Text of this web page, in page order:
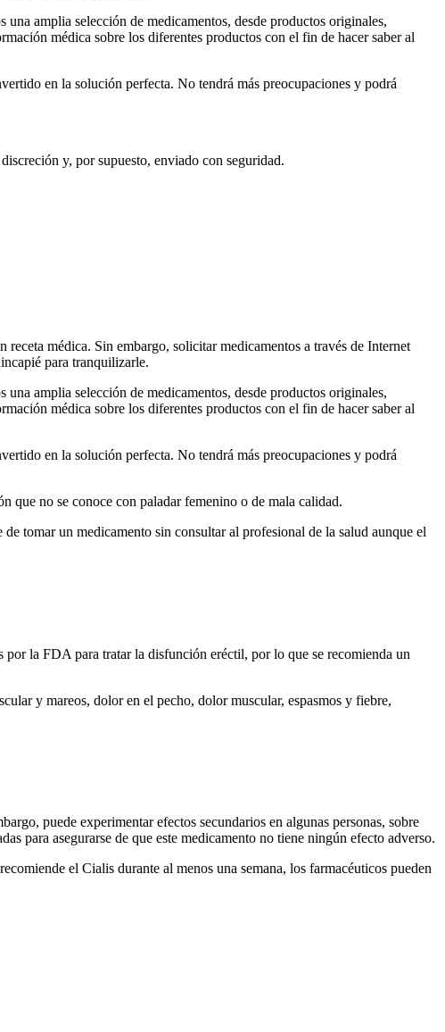
amplia selección de medicamentos, desde productos originales,
médica sobre los diferentes productos con el fin de hacer saber al
en la solución perfecta. No tendrá más preocupaciones y podrá
y, por supuesto, enviado con seguridad.
médica. Sin embargo, solicitar medicamentos a través de Internet
para tranquilizarle.
amplia selección de medicamentos, desde productos originales,
médica sobre los diferentes productos con el fin de hacer saber al
en la solución perfecta. No tendrá más preocupaciones y podrá
que no se conoce con paladar femenino o de mala calidad.
tomar un medicamento sin consultar al profesional de la salud aunque el
la FDA para tratar la disfunción eréctil, por lo que se recomienda un
y mareos, dolor en el pecho, dolor muscular, espasmos y fiebre,
puede experimentar efectos secundarios en algunas personas, sobre
para asegurarse de que este medicamento no tiene ningún efecto adverso.
el Cialis durante al menos una semana, los farmacéuticos pueden